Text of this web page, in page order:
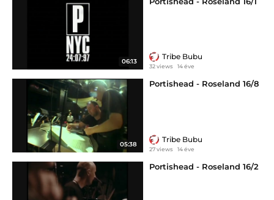
06:13
Tribe Bubu
32 views 14 éve
05:38
Portishead - Roseland 16/8
Tribe Bubu
27 views 14 éve
Portishead - Roseland 16/2